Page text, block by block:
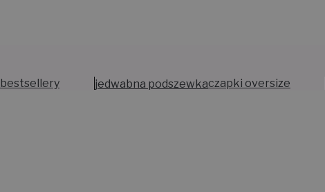
bestsellery jedwabna podszewkaczapki oversize